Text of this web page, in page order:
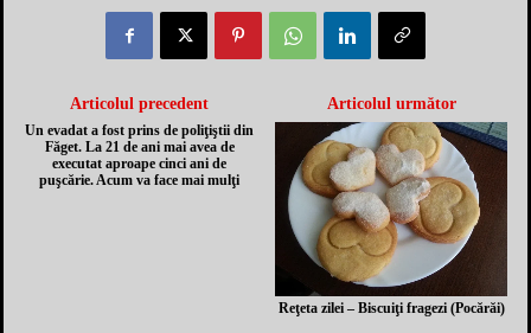
Articolul precedent
Un evadat a fost prins de poliţiştii din
Făget. La 21 de ani mai avea de
executat aproape cinci ani de
puşcărie. Acum va face mai mulţi
Articolul următor
Reţeta zilei – Biscuiţi fragezi (Pocărăi)